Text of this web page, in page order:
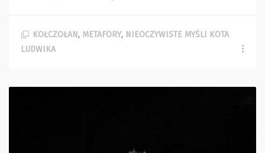
KOŁCZOŁAN, METAFORY, NIEOCZYWISTE MYŚLI KOTA
LUDWIKA